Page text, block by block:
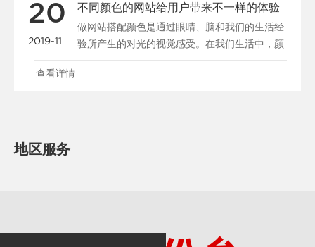
20
2019-11
不同颜色的网站给用户带来不一样的体验
做网站搭配颜色是通过眼睛、脑和我们的生活经
验所产生的对光的视觉感受。在我们生活中，颜
色和人的情绪是密......
查看详情
地区服务